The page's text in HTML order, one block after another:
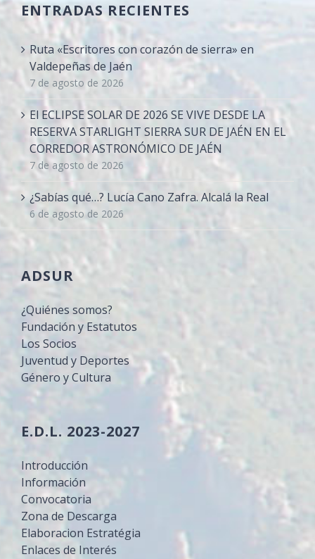
ENTRADAS RECIENTES
Ruta «Escritores con corazón de sierra» en
Valdepeñas de Jaén
7 de agosto de 2026
El ECLIPSE SOLAR DE 2026 SE VIVE DESDE LA
RESERVA STARLIGHT SIERRA SUR DE JAÉN EN EL
CORREDOR ASTRONÓMICO DE JAÉN
7 de agosto de 2026
¿Sabías qué…? Lucía Cano Zafra. Alcalá la Real
6 de agosto de 2026
ADSUR
¿Quiénes somos?
Fundación y Estatutos
Los Socios
Juventud y Deportes
Género y Cultura
E.D.L. 2023-2027
Introducción
Información
Convocatoria
Zona de Descarga
Elaboracion Estratégia
Enlaces de Interés